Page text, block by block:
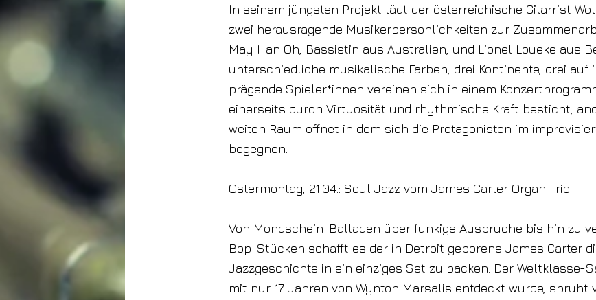
In seinem jüngsten Projekt lädt der österreichische Gitarrist
zwei herausragende Musikerpersönlichkeiten zur
May Han Oh, Bassistin aus Australien, und Lionel Loueke aus
unterschiedliche musikalische Farben, drei Kontinente, drei
prägende Spieler*innen vereinen sich in einem
einerseits durch Virtuosität und rhythmische Kraft besticht,
weiten Raum öffnet in dem sich die Protagonisten im
begegnen.
Ostermontag, 21.04.: Soul Jazz vom James Carter Organ Trio
Von Mondschein-Balladen über funkige Ausbrüche bis hin zu
Bop-Stücken schafft es der in Detroit geborene James Carter
Jazzgeschichte in ein einziges Set zu packen. Der Weltklasse-
mit nur 17 Jahren von Wynton Marsalis entdeckt wurde, sprüht